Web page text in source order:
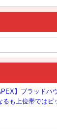
】ブラッドハ
るも上位帯ではピ